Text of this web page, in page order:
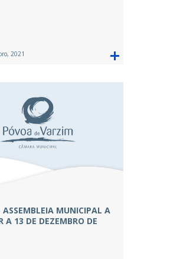
2021
ASSEMBLEIA MUNICIPAL A
A 13 DE DEZEMBRO DE